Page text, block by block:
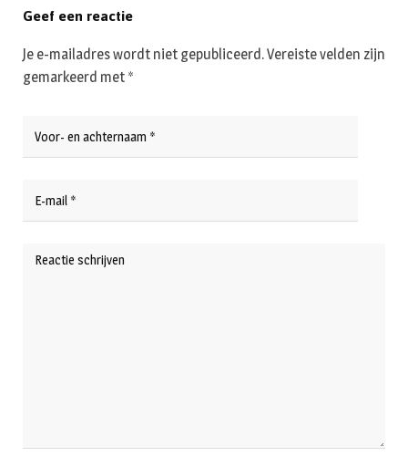
Geef een reactie
Je e-mailadres wordt niet gepubliceerd.Vereiste velden zijn
gemarkeerd met *